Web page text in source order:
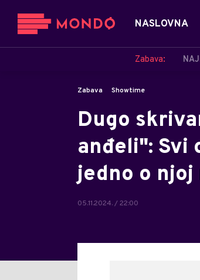
NASLOVNA
Zabava:
Zabava Showtime
Dugo
anđeli": Svi
jedno o njoj
05.11.2024. / 22:00